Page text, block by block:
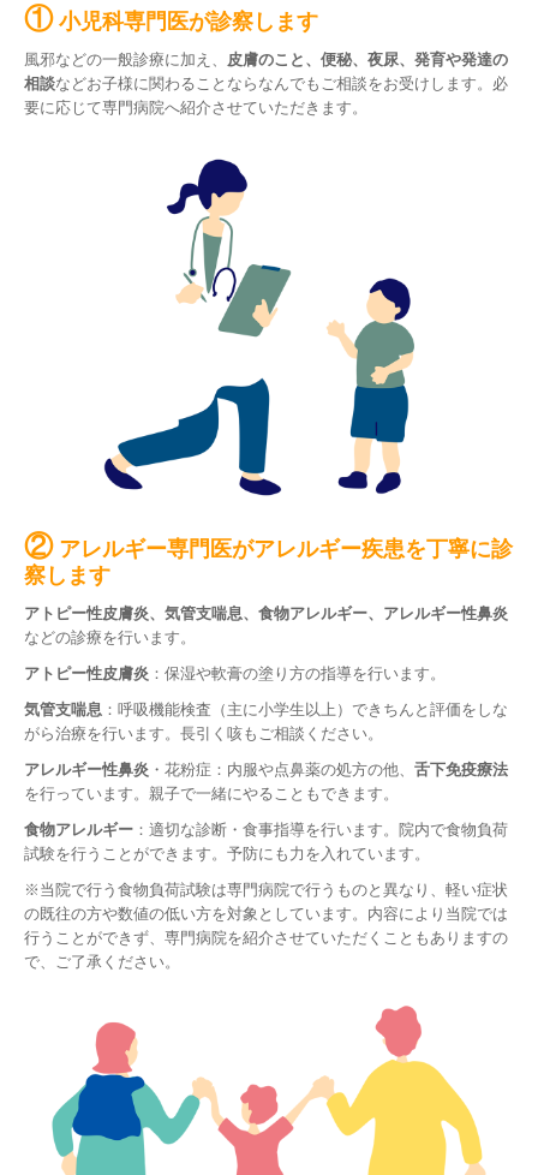
①小児科専門医が診察します
風邪などの一般診療に加え、
皮膚のこと、便秘、夜尿、発育や発達の
相談などお子様に関わることならなんでもご相談をお受けします。必
要に応じて専門病院へ紹介させていただきます。
②アレルギー専門医がアレルギー疾患を丁寧に診
察します
アトピー性皮膚炎、気管支喘息、食物アレルギー、アレルギー性鼻炎
などの診療を行います。
アトピー性皮膚炎 ：保湿や軟膏の塗り方の指導を行います。
気管支喘息 ：呼吸機能検査（主に小学生以上）できちんと評価をしな
がら治療を行います。長引く咳もご相談ください。
アレルギー性鼻炎 ・花粉症：内服や点鼻薬の処方の他、 舌下免疫療法
を行っています。親子で一緒にやることもできます。
食物アレルギー ：適切な診断・食事指導を行います。院内で食物負荷
試験を行うことができます。予防にも力を入れています。
※当院で行う食物負荷試験は専門病院で行うものと異なり、軽い症状
の既往の方や数値の低い方を対象としています。内容により当院では
行うことができず、専門病院を紹介させていただくこともありますの
で、ご了承ください。